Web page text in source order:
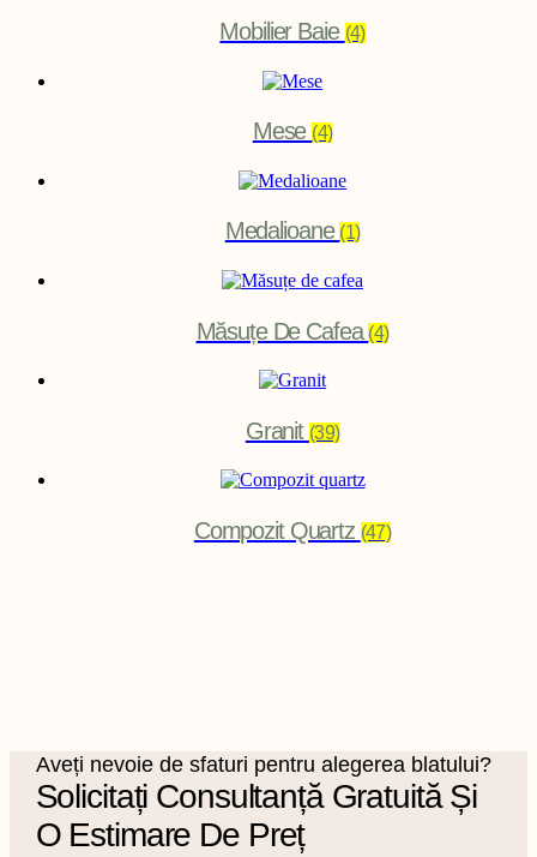
Mobilier Baie (4)
Mese(4)
Medalioane(1)
Măsuțe De Cafea(4)
Granit (39)
Compozit Quartz (47)
Aveți nevoie de sfaturi pentru alegerea blatului?
Solicitați Consultanță Gratuită Și
O Estimare De Preț